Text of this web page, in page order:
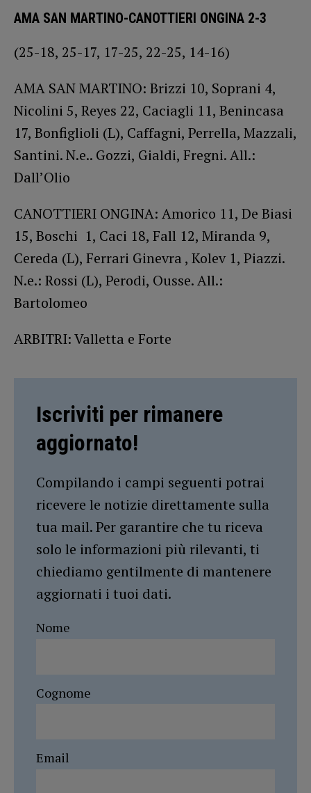
AMA SAN MARTINO-CANOTTIERI ONGINA 2-3
(25-18, 25-17, 17-25, 22-25, 14-16)
AMA SAN MARTINO: Brizzi 10, Soprani 4,
Nicolini 5, Reyes 22, Caciagli 11, Benincasa
17, Bonfiglioli (L), Caffagni, Perrella, Mazzali,
Santini. N.e.. Gozzi, Gialdi, Fregni. All.:
Dall’Olio
CANOTTIERI ONGINA: Amorico 11, De Biasi
15, Boschi 1, Caci 18, Fall 12, Miranda 9,
Cereda (L), Ferrari Ginevra , Kolev 1, Piazzi.
N.e.: Rossi (L), Perodi, Ousse. All.:
Bartolomeo
ARBITRI: Valletta e Forte
Iscriviti per rimanere
aggiornato!
Compilando i campi seguenti potrai
ricevere le notizie direttamente sulla
tua mail. Per garantire che tu riceva
solo le informazioni più rilevanti, ti
chiediamo gentilmente di mantenere
aggiornati i tuoi dati.
Nome
Cognome
Email